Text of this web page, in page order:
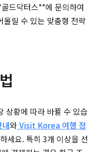
드닥터스**에 문의하여
릴 수 있는 맞춤형 전략
상황에 따라 바뀔 수 있습
와 Visit Korea 여행 정
세요. 특히 3개 이상을 선